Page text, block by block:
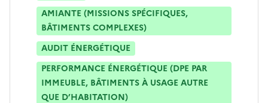
AMIANTE (MISSIONS SPÉCIFIQUES,
BÂTIMENTS COMPLEXES)
AUDIT ÉNERGÉTIQUE
PERFORMANCE ÉNERGÉTIQUE (DPE PAR
IMMEUBLE, BÂTIMENTS À USAGE AUTRE
QUE D’HABITATION)